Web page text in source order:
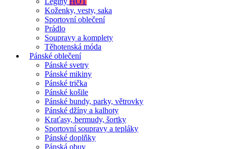
Koženky, vesty, saka
Sportovní oblečení
Prádlo
Soupravy a komplety
Těhotenská móda
Pánské oblečení
Pánské svetry
Pánské mikiny
Pánské trička
Pánské košile
Pánské bundy, parky, větrovky
Pánské džíny a kalhoty
Kraťasy, bermudy, šortky
Sportovní soupravy a tepláky
Pánské doplňky
Pánská obuv